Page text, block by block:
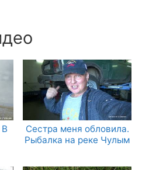
В
Сестра меня обловила.
Рыбалка на реке Чулым